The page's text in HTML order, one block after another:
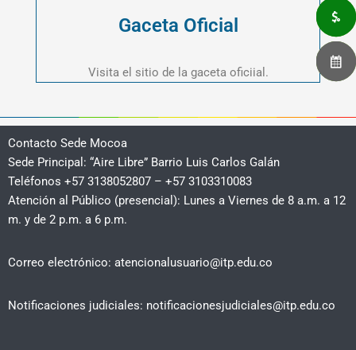
Gaceta Oficial
Visita el sitio de la gaceta oficiial.
Contacto Sede Mocoa
Sede Principal: “Aire Libre” Barrio Luis Carlos Galán
Teléfonos +57 3138052807 – +57 3103310083
Atención al Público (presencial): Lunes a Viernes de 8 a.m. a 12
m. y de 2 p.m. a 6 p.m.
Correo electrónico: atencionalusuario@itp.edu.co
Notificaciones judiciales: notificacionesjudiciales@itp.edu.co